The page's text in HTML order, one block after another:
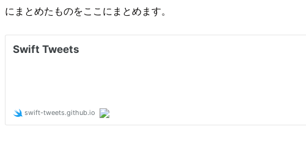
にまとめたものをここにまとめます。